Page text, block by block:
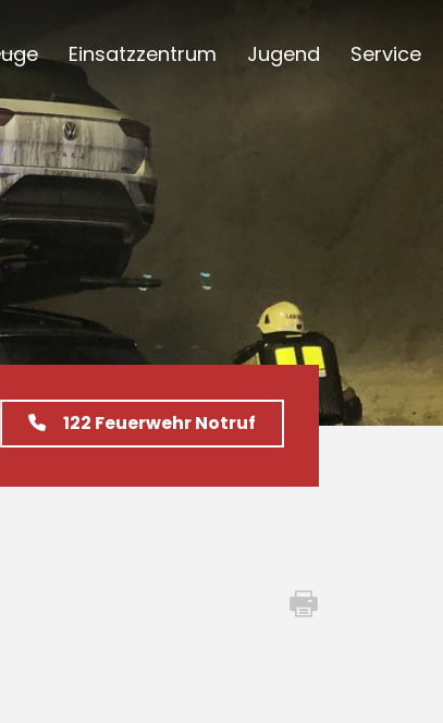
Einsatzzentrum Jugend Service
122 Feuerwehr Notruf